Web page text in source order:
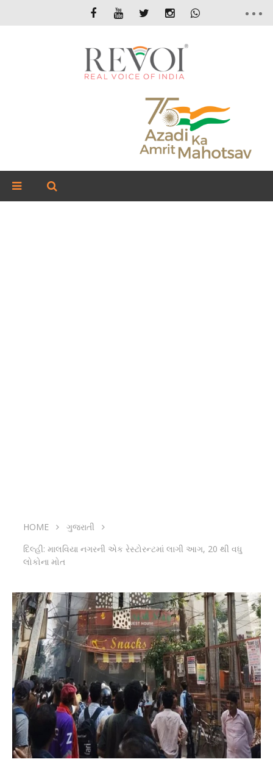
HOME
ગુજરાતી
દિલ્હી: માલવિયા નગરની એક રેસ્ટોરન્ટમાં લાગી આગ, 20 થી વધુ
લોકોના મોત